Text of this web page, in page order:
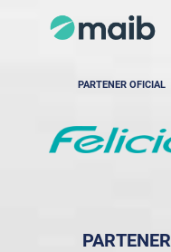
PARTENER OFICIAL